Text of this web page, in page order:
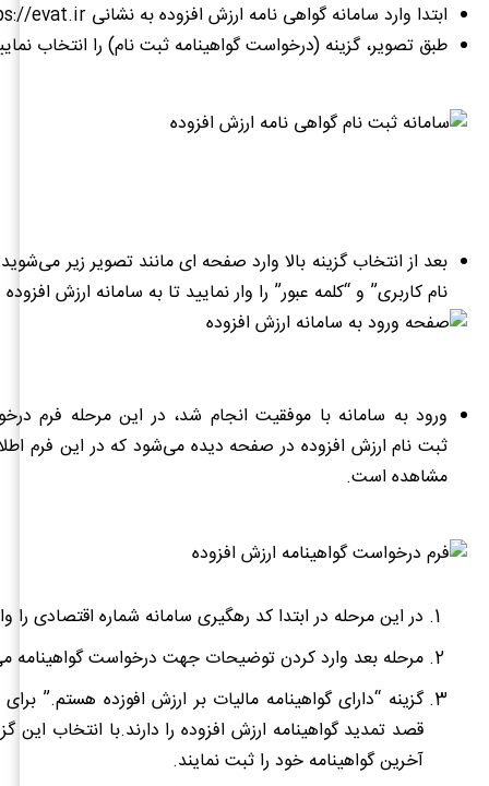
ابتدا وارد سامانه گواهی نامه ارزش افزوده به نشانی https://evat.ir/ شوید.
طبق تصویر، گزینه (درخواست گواهینامه ثبت نام) را انتخاب
بعد از انتخاب گزینه بالا وارد صفحه ای مانند تصویر زیر
نام کاربری” و “کلمه عبور” را وار نمایید تا به سامانه ارزش
ورود به سامانه با موفقیت انجام شد، در این مرحله فرم
ثبت نام ارزش افزوده در صفحه دیده می‌شود که در این فرم
مشاهده است.
در این مرحله در ابتدا کد رهگیری سامانه شماره اقتصادی را
مرحله بعد وارد کردن توضیحات جهت درخواست گواهینامه
گزینه “دارای گواهینامه مالیات بر ارزش افوزده هستم.”
قصد تمدید گواهینامه ارزش افزوده را دارند.با انتخاب این
آخرین گواهینامه خود را ثبت نمایند.